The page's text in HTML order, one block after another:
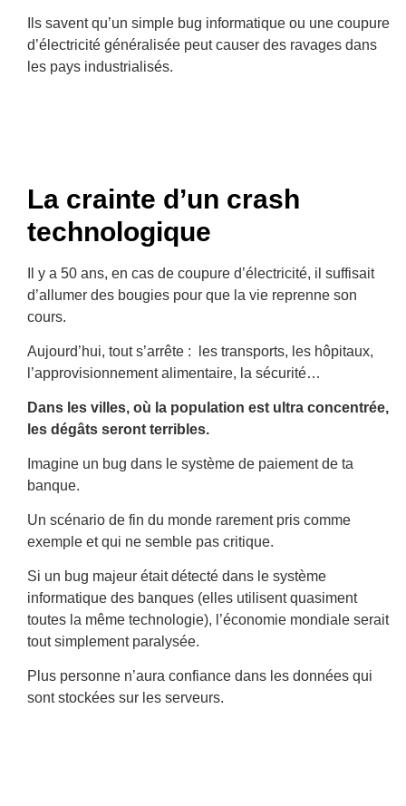
Ils savent qu’un simple bug informatique ou une coupure
d’électricité généralisée peut causer des ravages dans
les pays industrialisés.
La crainte d’un crash
technologique
Il y a 50 ans, en cas de coupure d’électricité, il suffisait
d’allumer des bougies pour que la vie reprenne son
cours.
Aujourd’hui, tout s’arrête : les transports, les hôpitaux,
l’approvisionnement alimentaire, la sécurité…
Dans les villes, où la population est ultra concentrée,
les dégâts seront terribles.
Imagine un bug dans le système de paiement de ta
banque.
Un scénario de fin du monde rarement pris comme
exemple et qui ne semble pas critique.
Si un bug majeur était détecté dans le système
informatique des banques (elles utilisent quasiment
toutes la même technologie), l’économie mondiale serait
tout simplement paralysée.
Plus personne n’aura confiance dans les données qui
sont stockées sur les serveurs.